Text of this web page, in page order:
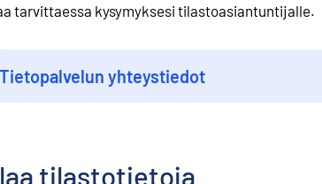
tarvittaessa kysymyksesi tilastoasiantuntijalle.
Tietopalvelun yhteystiedot
tilastotietoja